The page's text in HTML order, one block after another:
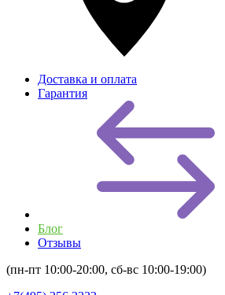
Доставка и оплата
Гарантия
Блог
Отзывы
(пн-пт 10:00-20:00, сб-вс 10:00-19:00)